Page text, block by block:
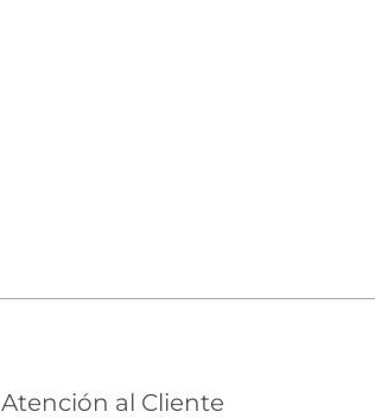
Atención al Cliente